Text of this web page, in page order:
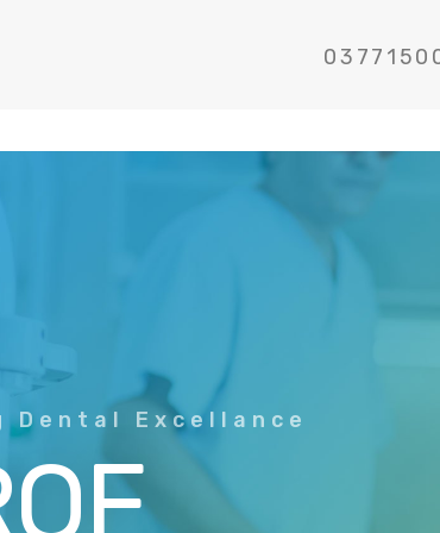
Dental Excellance